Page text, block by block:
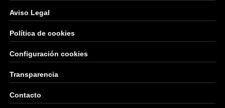
Aviso Legal
Política de cookies
Configuración cookies
Transparencia
Contacto